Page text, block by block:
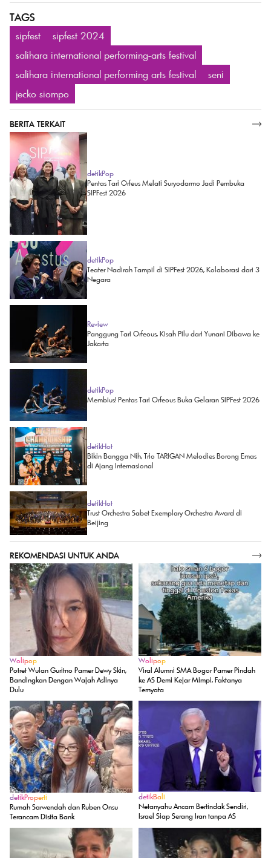
TAGS
sipfest
sipfest 2024
salihara international performing-arts festival
salihara international performing arts festival
seni
jecko siompo
BERITA TERKAIT
detikPop
Pentas Tari Orfeus Melati Suryodarmo Jadi Pembuka
SIPFest 2026
detikPop
Teater Nadirah Tampil di SIPFest 2026, Kolaborasi dari 3
Negara
Review
Panggung Tari Orfeous, Kisah Pilu dari Yunani Dibawa ke
Jakarta
detikPop
Membius! Pentas Tari Orfeous Buka Gelaran SIPFest 2026
detikHot
Bikin Bangga Nih, Trio TARIGAN Melodies Borong Emas
di Ajang Internasional
detikHot
Trust Orchestra Sabet Exemplary Orchestra Award di
Beijing
REKOMENDASI UNTUK ANDA
Wolipop
Potret Wulan Guritno Pamer Dewy Skin,
Bandingkan Dengan Wajah Aslinya
Dulu
Wolipop
Viral Alumni SMA Bogor Pamer Pindah
ke AS Demi Kejar Mimpi, Faktanya
Ternyata
detikProperti
Rumah Sarwendah dan Ruben Onsu
Terancam Disita Bank
detikBali
Netanyahu Ancam Bertindak Sendiri,
Israel Siap Serang Iran tanpa AS